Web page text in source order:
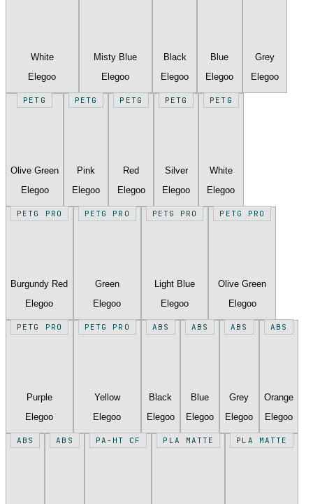
White
Elegoo
Misty Blue
Elegoo
Black
Elegoo
Blue
Elegoo
Grey
Elegoo
PETG
Olive Green
Elegoo
PETG
Pink
Elegoo
PETG
Red
Elegoo
PETG
Silver
Elegoo
PETG
White
Elegoo
PETG PRO
Burgundy Red
Elegoo
PETG PRO
Green
Elegoo
PETG PRO
Light Blue
Elegoo
PETG PRO
Olive Green
Elegoo
PETG PRO
Purple
Elegoo
PETG PRO
Yellow
Elegoo
ABS
Black
Elegoo
ABS
Blue
Elegoo
ABS
Grey
Elegoo
ABS
Orange
Elegoo
ABS ABS PA-HT CF PLA MATTE PLA MATTE